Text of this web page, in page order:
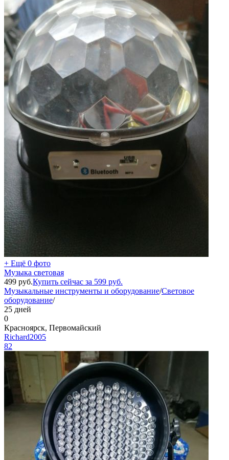
+ Ещё 0 фото
Музыка световая
499 руб.Купить сейчас за 599 руб.
Музыкальные инструменты и оборудование/Световое
оборудование/
25 дней
0
Красноярск, Первомайский
Richard2005
82